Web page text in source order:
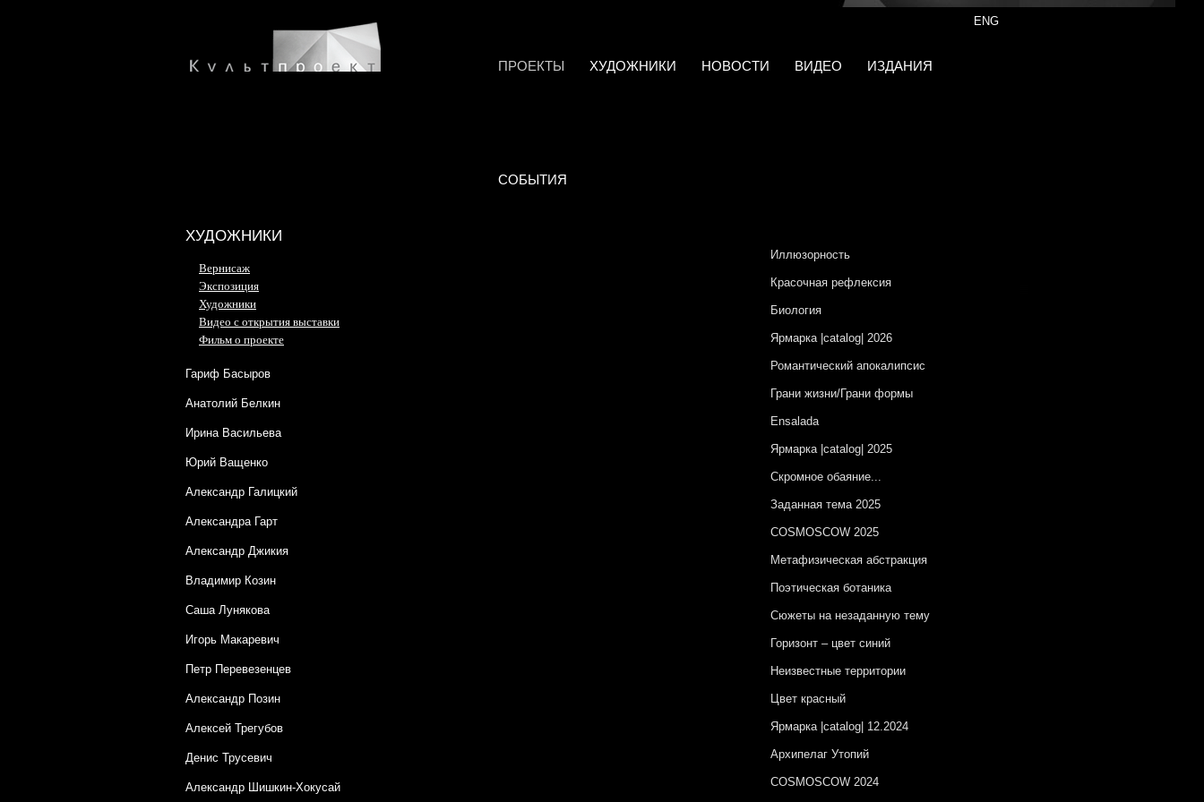
ENG
ПРОЕКТЫ ХУДОЖНИКИ НОВОСТИ ВИДЕО ИЗДАНИЯ
СОБЫТИЯ
ХУДОЖНИКИ
Вернисаж
Экспозиция
Художники
Видео с открытия выставки
Фильм о проекте
Гариф Басыров
Анатолий Белкин
Ирина Васильева
Юрий Ващенко
Александр Галицкий
Александра Гарт
Александр Джикия
Владимир Козин
Саша Лунякова
Игорь Макаревич
Петр Перевезенцев
Александр Позин
Алексей Трегубов
Денис Трусевич
Александр Шишкин-Хокусай
Иллюзорность
Красочная рефлексия
Биология
Ярмарка |catalog| 2026
Романтический апокалипсис
Грани жизни/Грани формы
Ensalada
Ярмарка |catalog| 2025
Скромное обаяние...
Заданная тема 2025
COSMOSCOW 2025
Метафизическая абстракция
Поэтическая ботаника
Сюжеты на незаданную тему
Горизонт – цвет синий
Неизвестные территории
Цвет красный
Ярмарка |catalog| 12.2024
Архипелаг Утопий
COSMOSCOW 2024